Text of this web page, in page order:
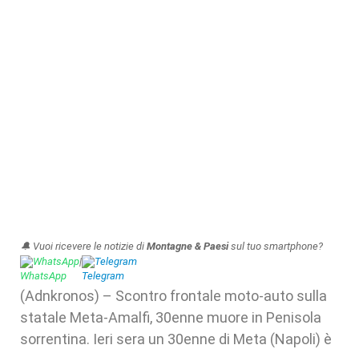
🔔 Vuoi ricevere le notizie di Montagne & Paesisul tuo smartphone?
WhatsApp| Telegram
(Adnkronos) – Scontro frontale moto-auto sulla
statale Meta-Amalfi, 30enne muore in Penisola
sorrentina. Ieri sera un 30enne di Meta (Napoli) è